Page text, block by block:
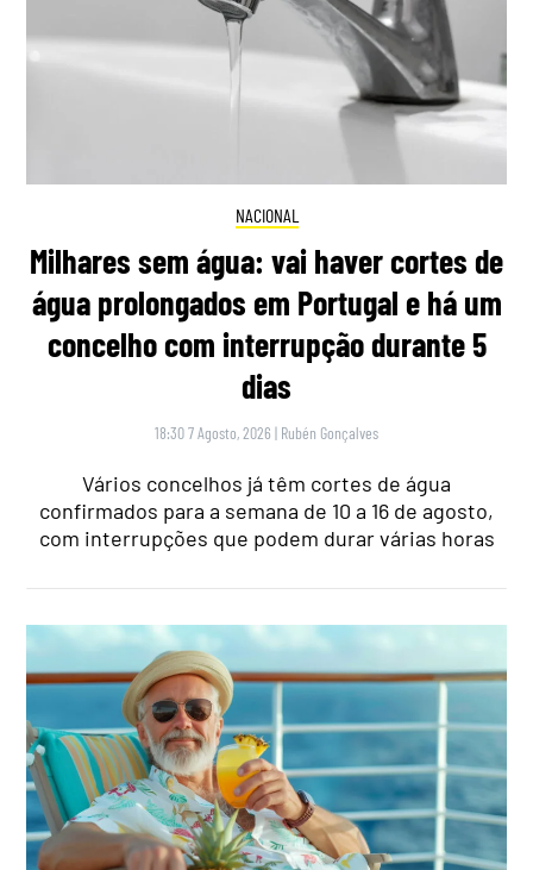
NACIONAL
Milhares sem água: vai haver cortes de
água prolongados em Portugal e há um
concelho com interrupção durante 5
dias
18:30 7 Agosto, 2026 | Rubén Gonçalves
Vários concelhos já têm cortes de água
confirmados para a semana de 10 a 16 de agosto,
com interrupções que podem durar várias horas